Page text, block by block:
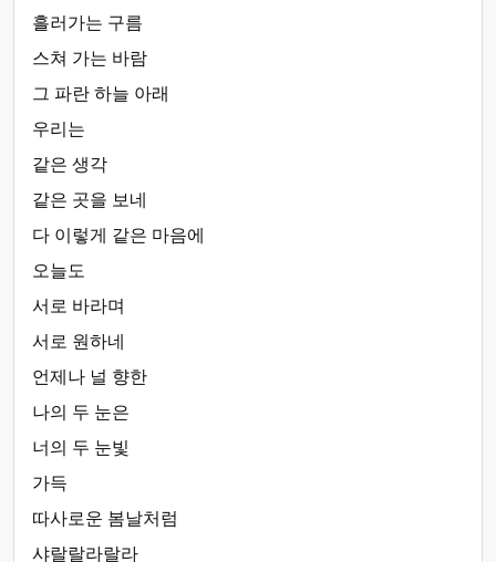
흘러가는 구름
스쳐 가는 바람
그 파란 하늘 아래
우리는
같은 생각
같은 곳을 보네
다 이렇게 같은 마음에
오늘도
서로 바라며
서로 원하네
언제나 널 향한
나의 두 눈은
너의 두 눈빛
가득
따사로운 봄날처럼
샤랄랄라랄라